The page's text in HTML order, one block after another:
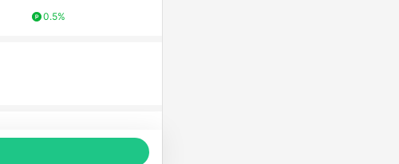
0.5%
伸商品推薦，商品資料更新會有